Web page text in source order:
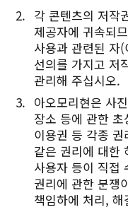
각 콘텐츠의 저작
제공자에 귀속되
사용과 관련된 자
선의를 가지고 저
관리해 주십시오.
아오모리현은 사
장소 등에 관한
이용권 등 각종
같은 권리에 대한
사용자 등이 직접
권리에 관한 분쟁
책임하에 처리,